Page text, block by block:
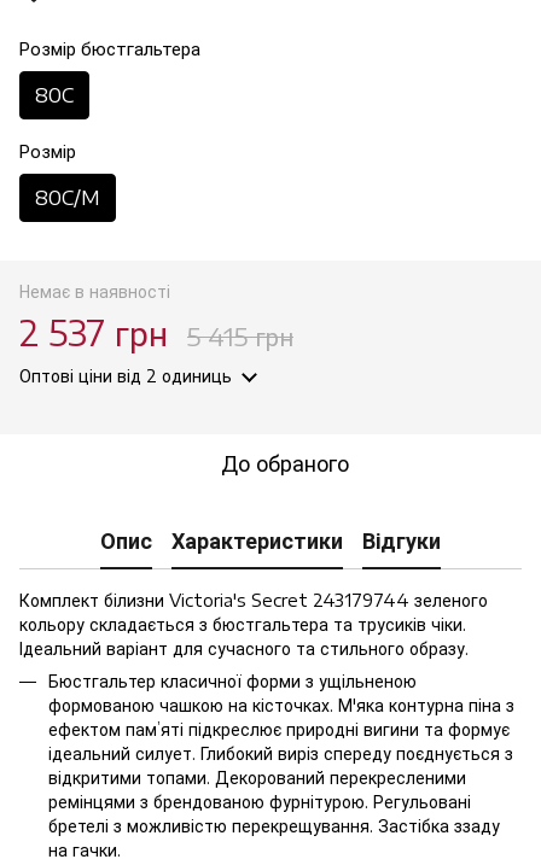
Розмір бюстгальтера
80C
Розмір
80C/M
Немає в наявності
2 537 грн 5 415 грн
Оптові ціни від 2 одиниць
До обраного
Опис Характеристики Відгуки
Комплект білизни Victoria's Secret 243179744 зеленого
кольору складається з бюстгальтера та трусиків чіки.
Ідеальний варіант для сучасного та стильного образу.
Бюстгальтер класичної форми з ущільненою
формованою чашкою на кісточках. М'яка контурна піна з
ефектом пам’яті підкреслює природні вигини та формує
ідеальний силует. Глибокий виріз спереду поєднується з
відкритими топами. Декорований перекресленими
ремінцями з брендованою фурнітурою. Регульовані
бретелі з можливістю перекрещування. Застібка ззаду
на гачки.